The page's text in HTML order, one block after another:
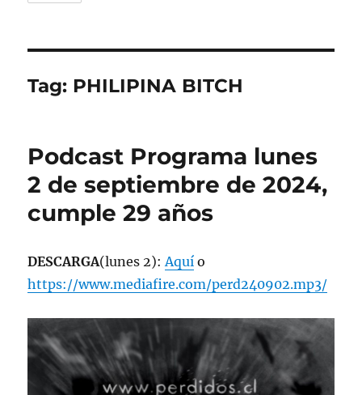
Tag: PHILIPINA BITCH
Podcast Programa lunes
2 de septiembre de 2024,
cumple 29 años
DESCARGA(lunes 2):Aquí o
https://www.mediafire.com/perd240902.mp3/